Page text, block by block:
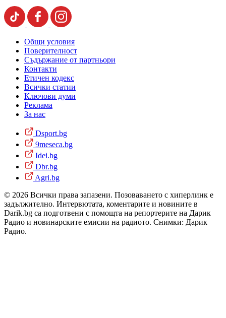
Общи условия
Поверителност
Съдържание от партньори
Контакти
Етичен кодекс
Всички статии
Ключови думи
Реклама
За нас
Dsport.bg
9meseca.bg
Idei.bg
Dbr.bg
Agri.bg
© 2026 Всички права запазени. Позоваването с хиперлинк е
задължително. Интервютата, коментарите и новините в
Darik.bg са подготвени с помощта на репортерите на Дарик
Радио и новинарските емисии на радиото. Снимки: Дарик
Радио.